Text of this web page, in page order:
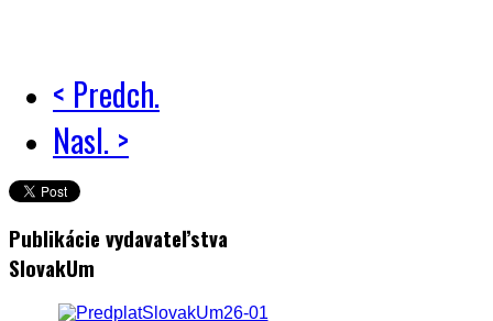
< Predch.
Nasl. >
Publikácie vydavateľstva
SlovakUm